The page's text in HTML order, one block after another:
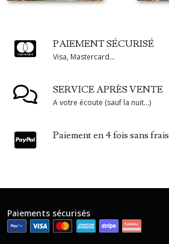
PAIEMENT SÉCURISÉ
Visa, Mastercard...
SERVICE APRÈS VENTE
A votre écoute (sauf la nuit...)
Paiement en 4 fois sans frais
Paiements sécurisés